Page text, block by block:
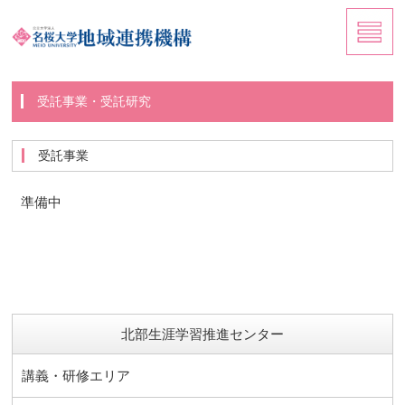
受託事業・受託研究
受託事業
準備中
北部生涯学習推進センター
講義・研修エリア